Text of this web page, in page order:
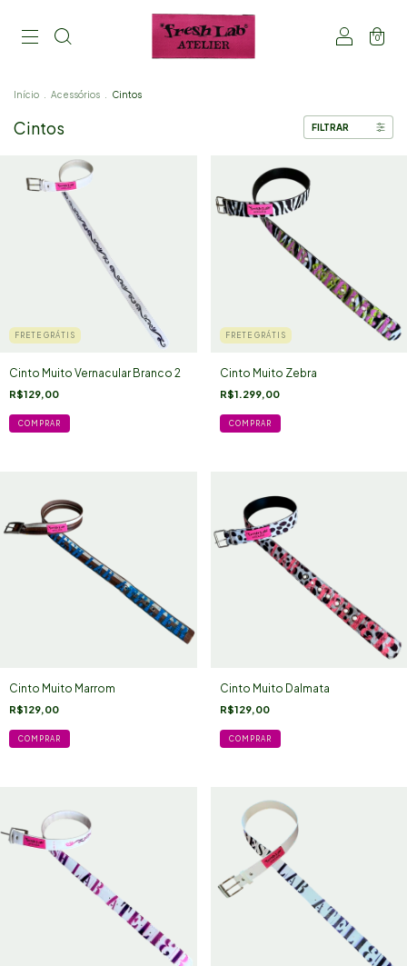
0
Início Acessórios Cintos
Cintos FILTRAR
FRETE GRÁTIS
Cinto Muito Vernacular Branco 2
R$129,00
FRETE GRÁTIS
Cinto Muito Zebra
R$1.299,00
Cinto Muito Marrom
R$129,00
Cinto Muito Dalmata
R$129,00